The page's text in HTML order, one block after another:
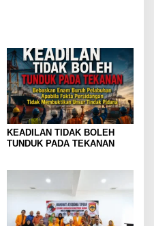
KEADILAN TIDAK BOLEH
TUNDUK PADA TEKANAN